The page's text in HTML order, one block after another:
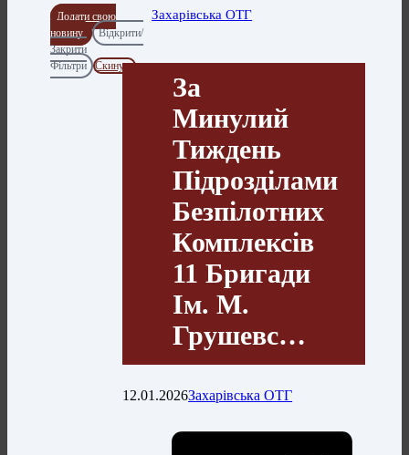
Додати свою
новину
Відкрити/
Закрити
Фільтри
Скинути
Захарівська ОТГ
За
Минулий
Тиждень
Підрозділами
Безпілотних
Комплексів
11 Бригади
Ім. М.
Грушевс…
12.01.2026Захарівська ОТГ